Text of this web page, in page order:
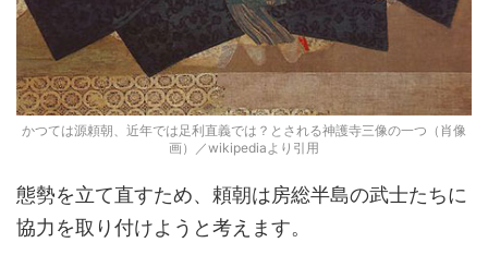
かつては源頼朝、近年では足利直義では？とされる神護寺三像の一つ（肖像
画）／wikipediaより引用
態勢を立て直すため、頼朝は房総半島の武士たちに
協力を取り付けようと考えます。